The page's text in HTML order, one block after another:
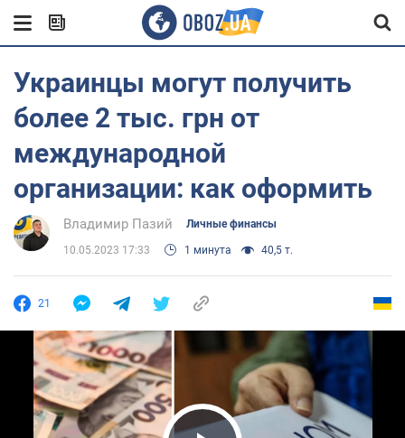
Украинцы могут получить
более 2 тыс. грн от
международной
организации: как оформить
Владимир Пазий Личные финансы
10.05.2023 17:33 1 минута 40,5 т.
21